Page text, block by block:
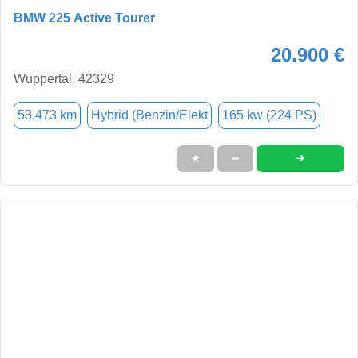
BMW 225 Active Tourer
20.900 €
Wuppertal, 42329
53.473 km Hybrid (Benzin/Elekt 165 kw (224 PS)
★ ➦ ➜